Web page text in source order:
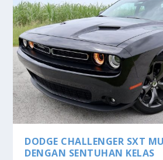
DODGE CHALLENGER SXT
DENGAN SENTUHAN KELAS